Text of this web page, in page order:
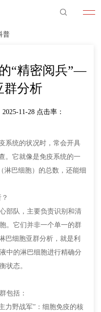
普
“精密阅兵”—
群分析
11-28 点击率：
统的状况时，常会开具
。它就像是免疫系统的一
淋巴细胞）的总数，还能细
队，主要负责识别和清
。它们并非一个单一的群
巴细胞亚群分析，就是利
中的淋巴细胞进行精确分
状态。
包括：
野战军”：细胞免疫的核